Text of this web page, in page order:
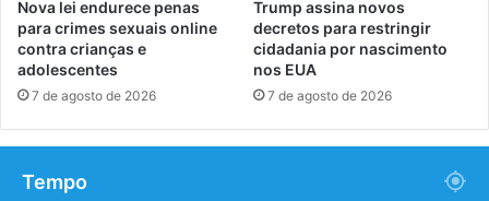
Nova lei endurece penas
para crimes sexuais online
contra crianças e
adolescentes
7 de agosto de 2026
Trump assina novos
decretos para restringir
cidadania por nascimento
nos EUA
7 de agosto de 2026
Tempo